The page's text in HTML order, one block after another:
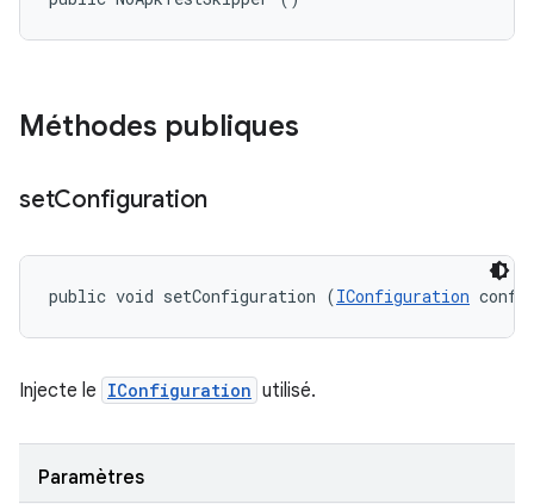
Méthodes publiques
setConfiguration
public void setConfiguration (IConfiguration
Injecte le IConfiguration utilisé.
Paramètres